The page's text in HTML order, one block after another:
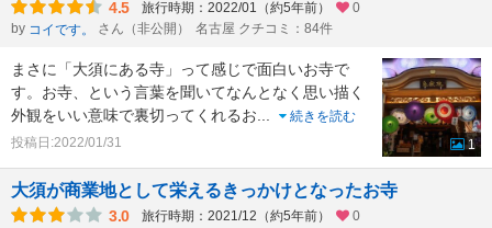
4.5 旅行時期：2022/01（約5年前）
0
by コイです。 さん（非公開） 名古屋 クチコミ：84件
まさに「大須にある寺」って感じで面白いお寺で
す。お寺、という言葉を聞いてなんとなく思い描く
外観をいい意味で裏切ってくれるお
続きを読む
投稿日:2022/01/31
1
大須が商業地として栄えるきっかけとなったお寺
3.0 旅行時期：2021/12（約5年前）
0